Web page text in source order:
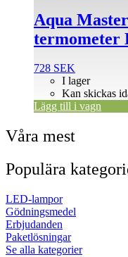
Aqua
termometer
728 SEK
I lager
Kan skickas
Lägg till i vagn
Våra mest
Populära
LED-lampor
Gödningsmedel
Erbjudanden
Paketlösningar
Se alla kategorier